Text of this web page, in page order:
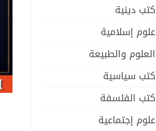
كتب دينية
علوم إسلامية
العلوم والطبيعة
كتب سياسية
كتب الفلسفة
علوم إجتماعية